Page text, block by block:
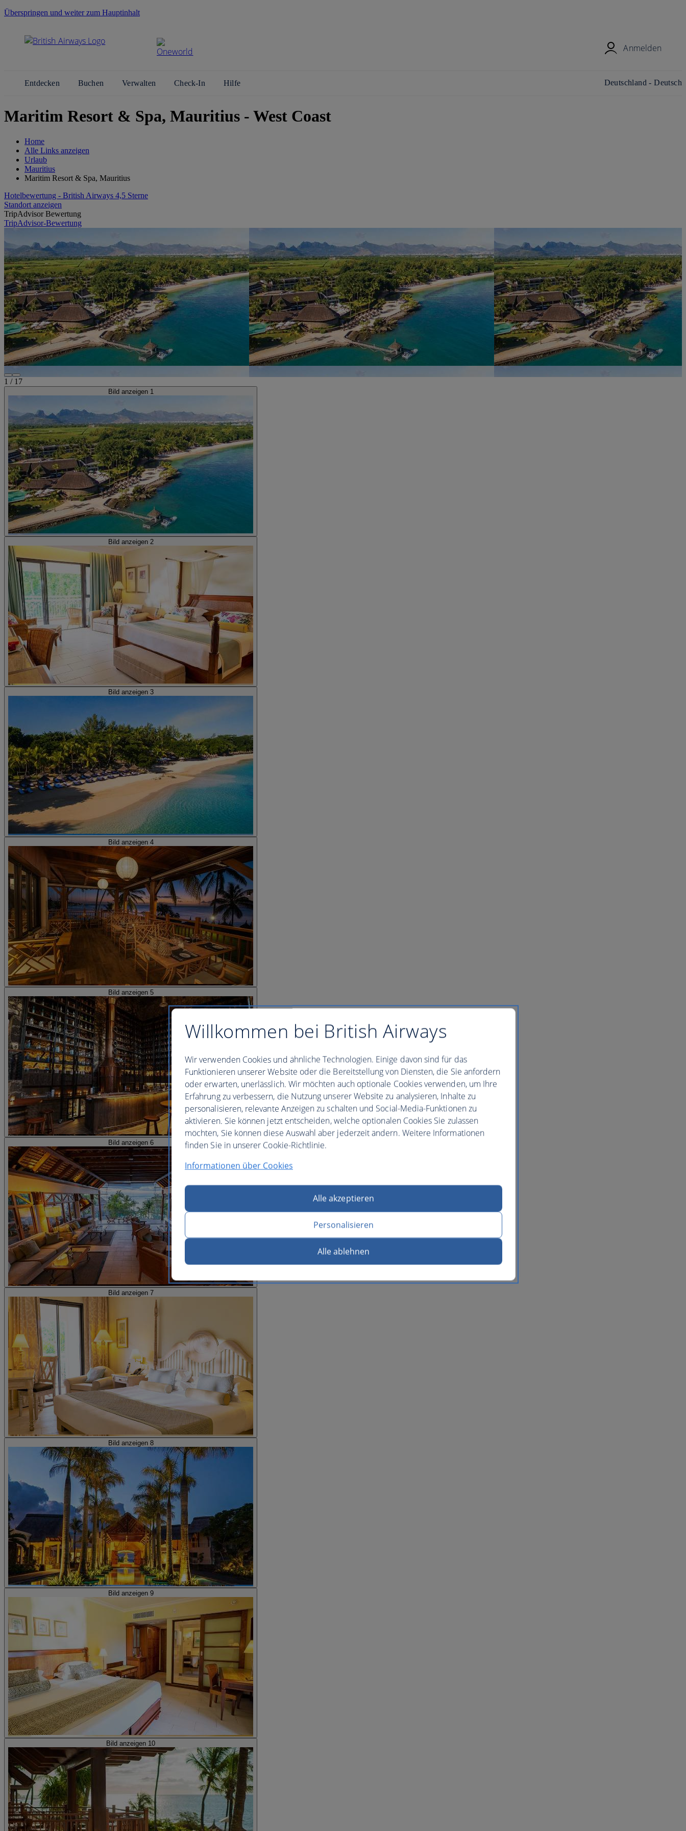
Überspringen und weiter zum Hauptinhalt
Anmelden
Entdecken Buchen Verwalten Check-In Hilfe
Land/Region und Sprache
Deutschland - Deutsch
Maritim Resort & Spa, Mauritius - West Coast
Home
Alle Links anzeigen
Urlaub
Mauritius
Maritim Resort & Spa, Mauritius
Hotelbewertung - British Airways 4,5 Sterne
Standort anzeigen
TripAdvisor Bewertung
TripAdvisor-Bewertung
1 / 17
Bild anzeigen 1
Bild anzeigen 2
Bild anzeigen 3
Bild anzeigen 4
Bild anzeigen 5
Bild anzeigen 6
Bild anzeigen 7
Bild anzeigen 8
Bild anzeigen 9
Bild anzeigen 10
Willkommen bei British Airways
Wir verwenden Cookies und ähnliche Technologien. Einige davon sind für das
Funktionieren unserer Website oder die Bereitstellung von Diensten, die Sie anfordern
oder erwarten, unerlässlich. Wir möchten auch optionale Cookies verwenden, um Ihre
Erfahrung zu verbessern, die Nutzung unserer Website zu analysieren, Inhalte zu
personalisieren, relevante Anzeigen zu schalten und Social-Media-Funktionen zu
aktivieren. Sie können jetzt entscheiden, welche optionalen Cookies Sie zulassen
möchten, Sie können diese Auswahl aber jederzeit ändern. Weitere Informationen
finden Sie in unserer Cookie-Richtlinie.
Informationen über Cookies
Alle akzeptieren
Personalisieren
Alle ablehnen